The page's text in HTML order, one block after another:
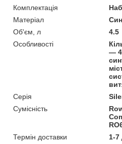
Комплектація
Матеріал
Об'єм, л
4.5
Особливості
— 4
Серія
Сумісність
Термін доставки
1-7